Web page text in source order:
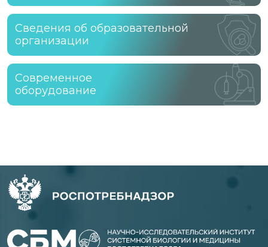
Сведения об образовательной
организации
Современное
оборудование